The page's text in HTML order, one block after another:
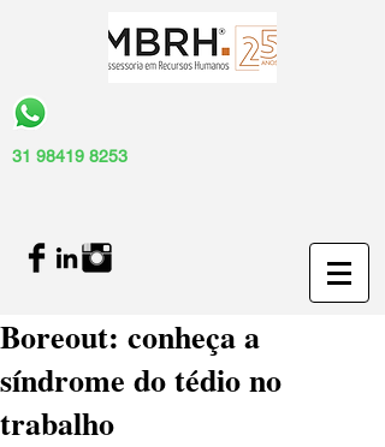
31 98419 8253
Boreout: conheça a
síndrome do tédio no
trabalho